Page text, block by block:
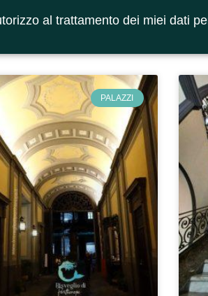
al trattamento dei miei dati
PALAZZI